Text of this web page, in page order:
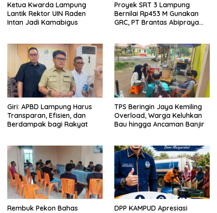
Ketua Kwarda Lampung
Lantik Rektor UIN Raden
Intan Jadi Kamabigus
Proyek SRT 3 Lampung
Bernilai Rp453 M Gunakan
GRC, PT Brantas Abipraya
Giri: APBD Lampung Harus
Transparan, Efisien, dan
Berdampak bagi Rakyat
TPS Beringin Jaya Kemiling
Overload, Warga Keluhkan
Bau hingga Ancaman Banjir
Rembuk Pekon Bahas
DPP KAMPUD Apresiasi